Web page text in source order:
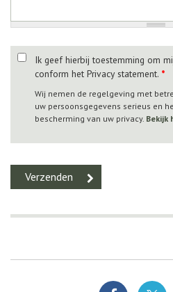
Ik geef hierbij toestemming om
conform het Privacy statement. *
Wij nemen de regelgeving met
uw persoonsgegevens serieus en
bescherming van uw privacy. Bekijk